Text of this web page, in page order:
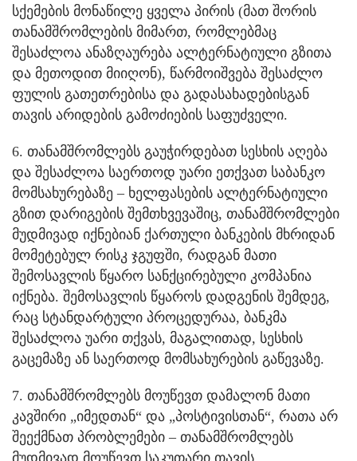
სქემების მონაწილე ყველა პირის (მათ შორის
თანამშრომლების მიმართ, რომლებმაც
შესაძლოა ანაზღაურება ალტერნატიული გზითა
და მეთოდით მიიღონ), წარმოიშვება შესაძლო
ფულის გათეთრებისა და გადასახადებისგან
თავის არიდების გამოძიების საფუძველი.
6. თანამშრომლებს გაუჭირდებათ სესხის აღება
და შესაძლოა საერთოდ უარი ეთქვათ საბანკო
მომსახურებაზე – ხელფასების ალტერნატიული
გზით დარიგების შემთხვევაშიც, თანამშრომლები
მუდმივად იქნებიან ქართული ბანკების მხრიდან
მომეტებულ რისკ ჯგუფში, რადგან მათი
შემოსავლის წყარო სანქცირებული კომპანია
იქნება. შემოსავლის წყაროს დადგენის შემდეგ,
რაც სტანდარტული პროცედურაა, ბანკმა
შესაძლოა უარი თქვას, მაგალითად, სესხის
გაცემაზე ან საერთოდ მომსახურების გაწევაზე.
7. თანამშრომლებს მოუწევთ დამალონ მათი
კავშირი „იმედთან“ და „პოსტივისთან“, რათა არ
შეექმნათ პრობლემები – თანამშრომლებს